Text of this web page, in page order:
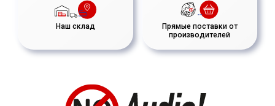
Наш склад
Прямые поставки от
производителей